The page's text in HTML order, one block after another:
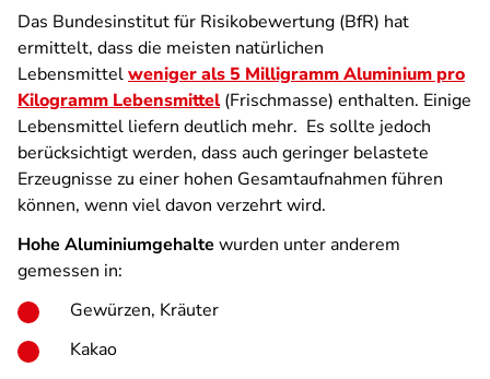
Das Bundesinstitut für Risikobewertung (BfR) hat
ermittelt, dass die meisten natürlichen
Lebensmittelweniger als 5 Milligramm Aluminium pro
Kilogramm Lebensmittel(Frischmasse) enthalten. Einige
Lebensmittel liefern deutlich mehr. Es sollte jedoch
berücksichtigt werden, dass auch geringer belastete
Erzeugnisse zu einer hohen Gesamtaufnahmen führen
können, wenn viel davon verzehrt wird.
Hohe Aluminiumgehalte wurden unter anderem
gemessen in:
Gewürzen, Kräuter
Kakao